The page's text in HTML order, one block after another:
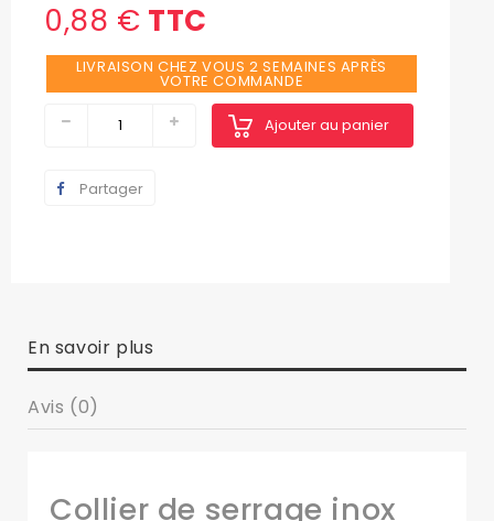
0,88 € TTC
LIVRAISON CHEZ VOUS 2 SEMAINES APRÈS
VOTRE COMMANDE
Ajouter au panier
Partager
En savoir plus
Avis (0)
Collier de serrage inox